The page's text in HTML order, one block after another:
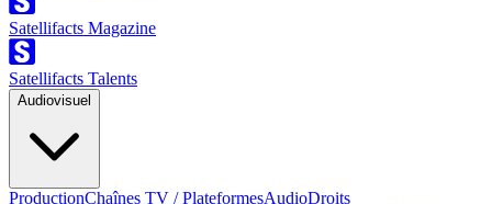
Satellifacts Magazine
Satellifacts Talents
Audiovisuel
ProductionChaînes TV / PlateformesAudioDroits